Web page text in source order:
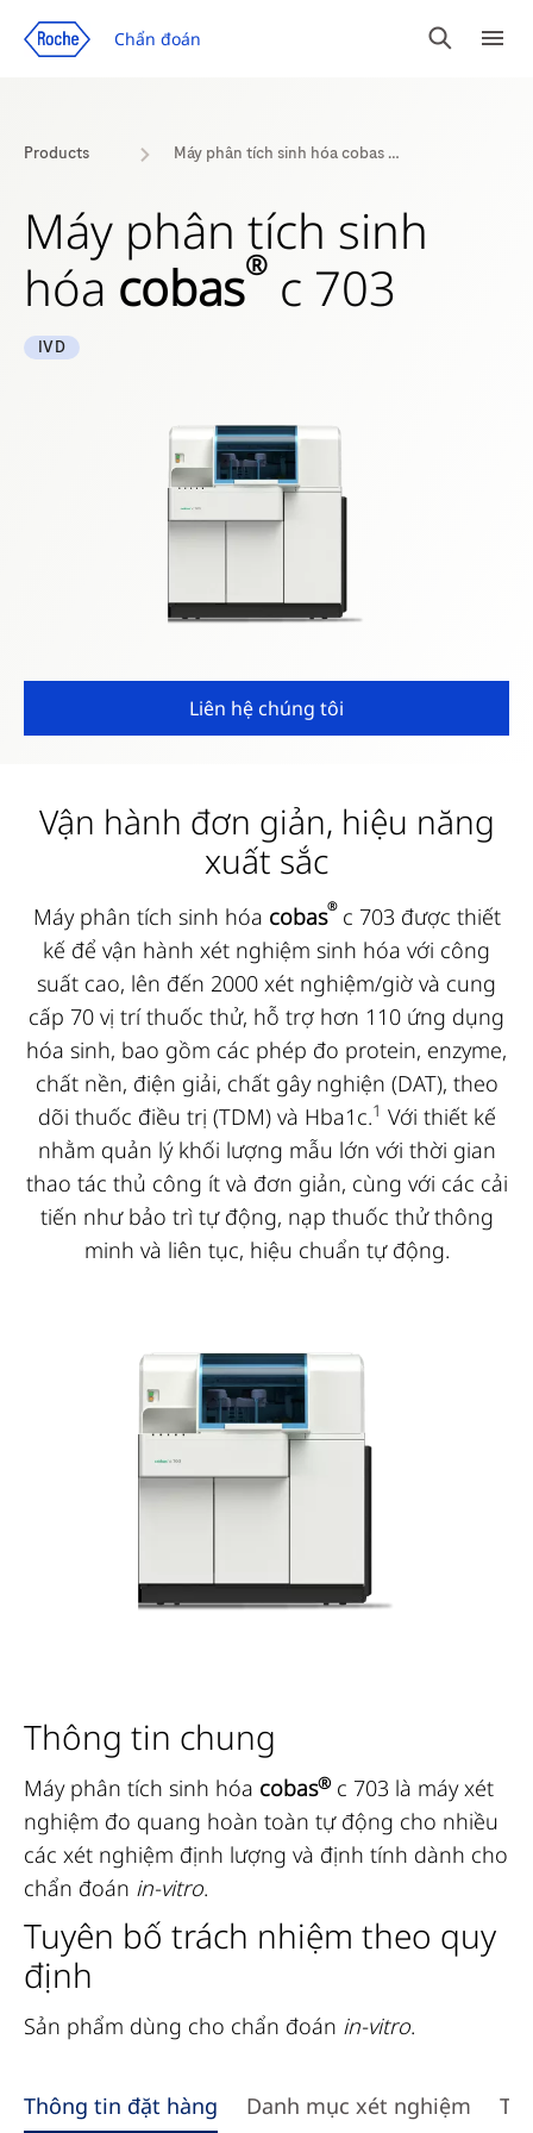
Chẩn đoán
Tìm
Products Máy phân tích sinh hóa cobas c 703
Máy phân tích sinh
hóa cobas® c 703
IVD
Liên hệ chúng tôi
Vận hành đơn giản, hiệu năng
xuất sắc
Máy phân tích sinh hóa cobas®c 703 được thiết
kế để vận hành xét nghiệm sinh hóa với công
suất cao, lên đến 2000 xét nghiệm/giờ và cung
cấp 70 vị trí thuốc thử, hỗ trợ hơn 110 ứng dụng
hóa sinh, bao gồm các phép đo protein, enzyme,
chất nền, điện giải, chất gây nghiện (DAT), theo
dõi thuốc điều trị (TDM) và Hba1c.1 Với thiết kế
nhằm quản lý khối lượng mẫu lớn với thời gian
thao tác thủ công ít và đơn giản, cùng với các cải
tiến như bảo trì tự động, nạp thuốc thử thông
minh và liên tục, hiệu chuẩn tự động.
Thông tin chung
Máy phân tích sinh hóa cobas®c 703 là máy xét
nghiệm đo quang hoàn toàn tự động cho nhiều
các xét nghiệm định lượng và định tính dành cho
chẩn đoán in-vitro.
Tuyên bố trách nhiệm theo quy
định
Sản phẩm dùng cho chẩn đoán in-vitro.
Use
Thông tin đặt hàng Danh mục xét nghiệm